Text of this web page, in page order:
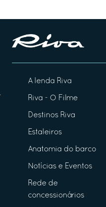
A lenda Riva
Riva - O Filme
Destinos Riva
Estaleiros
Anatomia do barco
Notícias e Eventos
Rede de
concessionários